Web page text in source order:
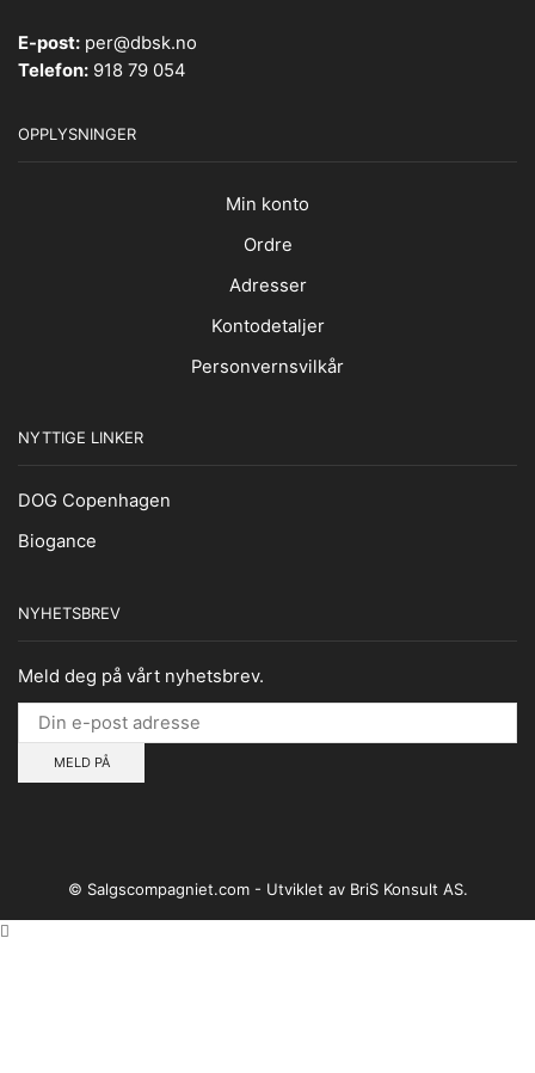
E-post: per@dbsk.no
Telefon: 918 79 054
OPPLYSNINGER
Min konto
Ordre
Adresser
Kontodetaljer
Personvernsvilkår
NYTTIGE LINKER
DOG Copenhagen
Biogance
NYHETSBREV
Meld deg på vårt nyhetsbrev.
© Salgscompagniet.com - Utviklet av BriS Konsult AS.